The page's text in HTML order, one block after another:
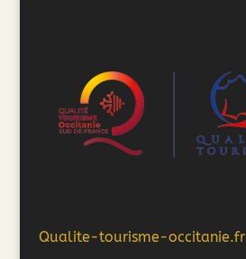
Qualite-tourisme-occitanie.fr